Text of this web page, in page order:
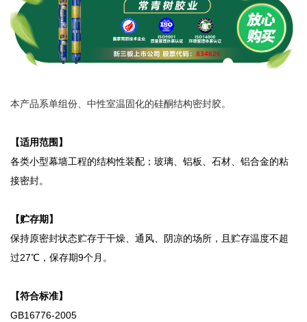
本产品系单组份、中性室温固化的硅酮结构密封胶。
【适用范围】
各类小型幕墙工程的结构性装配；玻璃、铝板、石材、铝合金的粘
接密封。
【贮存期】
保持原密封状态贮存于干燥、通风、阴凉的场所，且贮存温度不超
过27℃，保存期9个月。
【符合标准】
GB16776-2005